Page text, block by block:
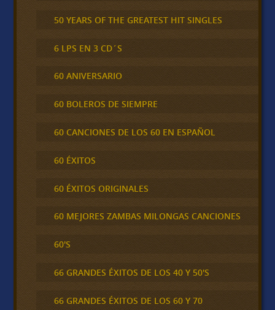
50 YEARS OF THE GREATEST HIT SINGLES
6 LPS EN 3 CD´S
60 ANIVERSARIO
60 BOLEROS DE SIEMPRE
60 CANCIONES DE LOS 60 EN ESPAÑOL
60 ÉXITOS
60 ÉXITOS ORIGINALES
60 MEJORES ZAMBAS MILONGAS CANCIONES
60'S
66 GRANDES ÉXITOS DE LOS 40 Y 50'S
66 GRANDES ÉXITOS DE LOS 60 Y 70